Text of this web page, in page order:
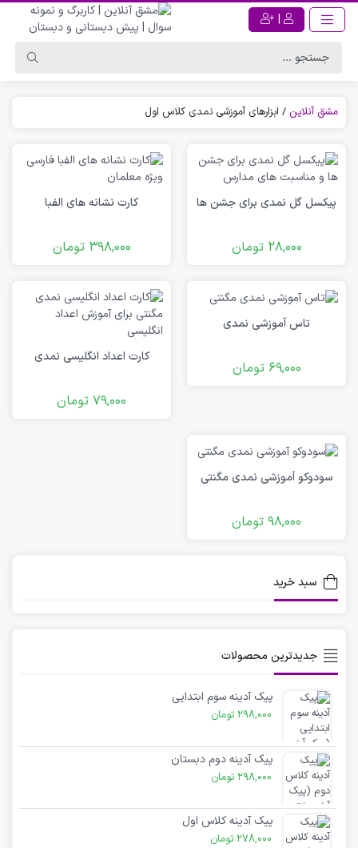
|
مشق آنلاین / ابزارهای آموزشی نمدی کلاس اول
پیکسل گل نمدی برای جشن ها
28,000 تومان
کارت نشانه های الفبا
398,000 تومان
تاس آموزشی نمدی
69,000 تومان
کارت اعداد انگلیسی نمدی
79,000 تومان
سودوکو آموزشی نمدی مگنتی
98,000 تومان
سبد خرید
جدیدترین محصولات
پیک آدینه سوم ابتدایی
298,000 تومان
پیک آدینه دوم دبستان
298,000 تومان
پیک آدینه کلاس اول
278,000 تومان